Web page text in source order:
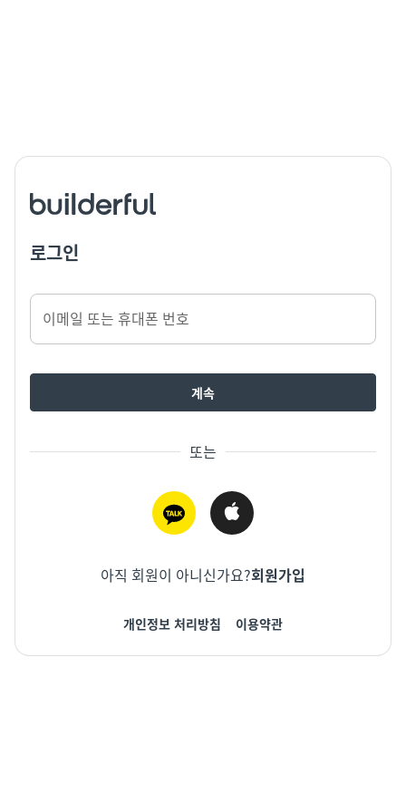
로그인
이메일 또는 휴대폰 번호
계속
또는
아직 회원이 아니신가요?회원가입
개인정보 처리방침 이용약관